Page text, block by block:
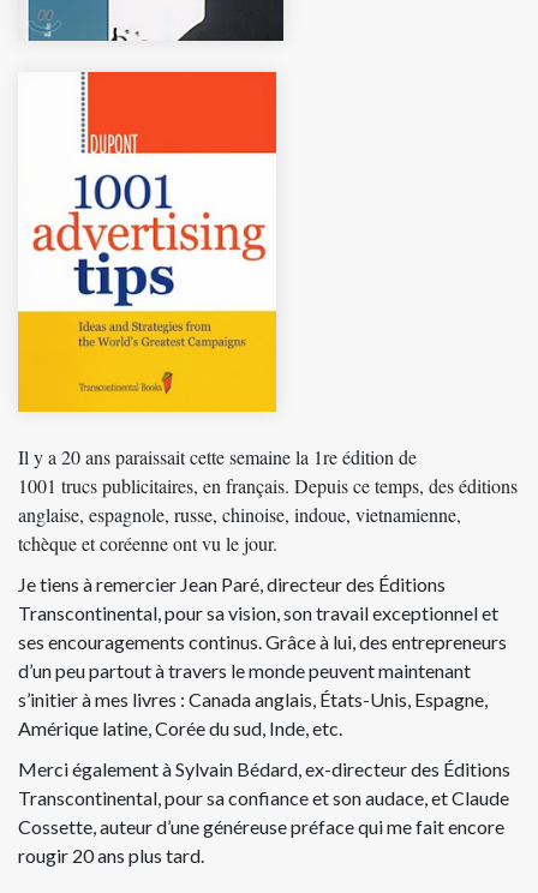
Il y a 20 ans paraissait cette semaine la 1re édition de
1001 trucs publicitaires, en français. Depuis ce temps, des éditions
anglaise, espagnole, russe, chinoise, indoue, vietnamienne,
tchèqueetcoréenneont vu le jour.
Je tiens à remercier Jean Paré, directeur des Éditions
Transcontinental, pour sa vision, son travail exceptionnel et
ses encouragements continus. Grâce à lui, des entrepreneurs
d’un peu partout à travers le monde peuvent maintenant
s’initier à mes livres : Canada anglais, États-Unis, Espagne,
Amérique latine, Corée du sud, Inde, etc.
Merci également à Sylvain Bédard, ex-directeur des Éditions
Transcontinental, pour sa confiance et son audace, et Claude
Cossette, auteur d’une généreuse préface qui me fait encore
rougir 20 ans plus tard.